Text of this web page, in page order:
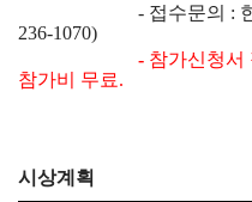
- 접수문의 :
236-1070)
- 참가신청서
참가비 무료.
시상계획